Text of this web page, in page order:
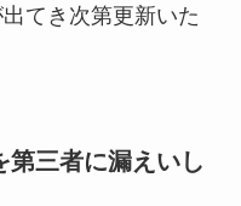
てき次第更新いた
第三者に漏えいし